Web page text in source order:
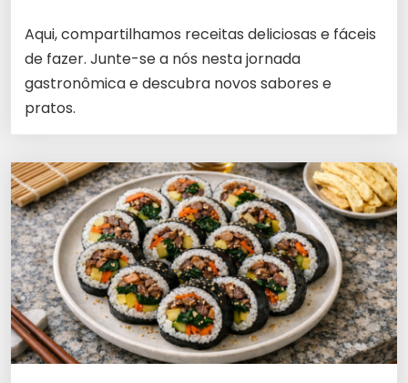
Aqui, compartilhamos receitas deliciosas e fáceis
de fazer. Junte-se a nós nesta jornada
gastronômica e descubra novos sabores e
pratos.